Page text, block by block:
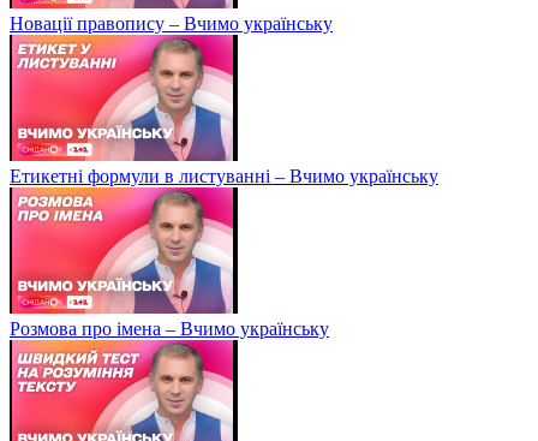
Новації правопису – Вчимо українську
Етикетні формули в листуванні – Вчимо українську
Розмова про імена – Вчимо українську